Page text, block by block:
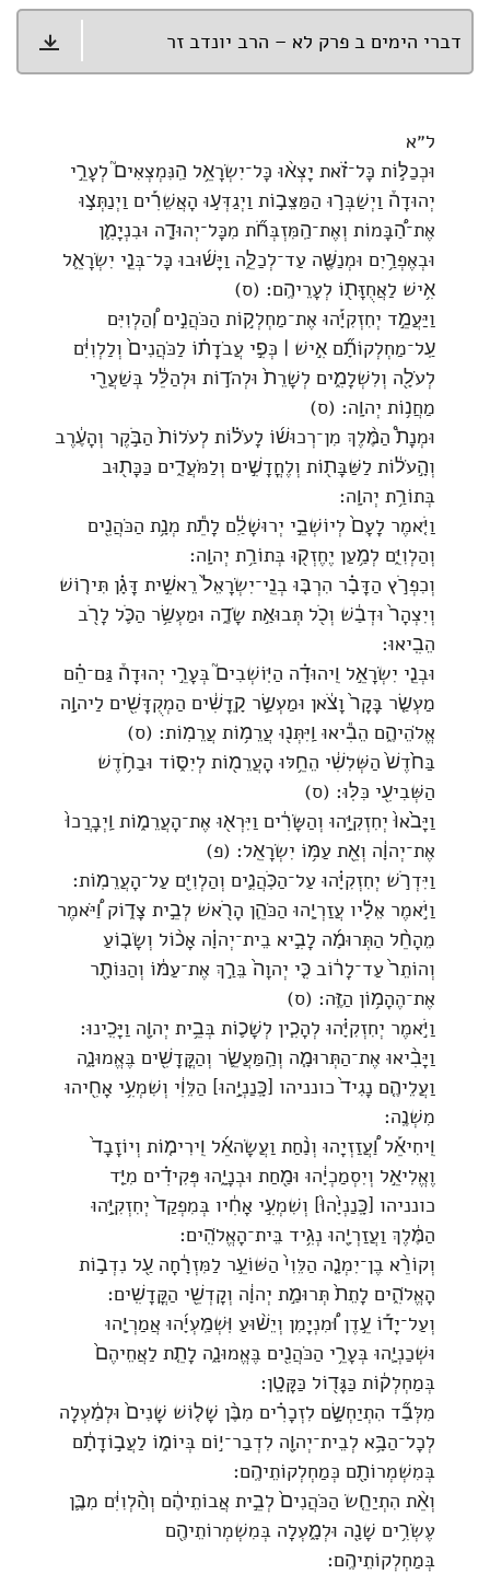
דברי הימים ב פרק לא – הרב יונדב זר
ל״א
וּכְכַלּ֣וֹת כָּל־זֹ֗את יָצְא֨וּ כָּל־יִשְׂרָאֵ֥ל הַֽנִּמְצְאִים֮ לְעָרֵ֣י
יְהוּדָה֒ וַיְשַׁבְּר֣וּ הַמַּצֵּב֣וֹת וַיְגַדְּע֣וּ הָאֲשֵׁרִ֡ים וַיְנַתְּצ֣וּ
אֶת־הַ֠בָּמוֹת וְאֶת־הַֽמִּזְבְּחֹ֞ת מִכָּל־יְהוּדָ֧ה וּבִנְיָמִ֛ן
וּבְאֶפְרַ֥יִם וּמְנַשֶּׁ֖ה עַד־לְכַלֵּ֑ה וַיָּשׁ֜וּבוּ כָּל־בְּנֵ֧י יִשְׂרָאֵ֛ל
אִ֥ישׁ לַאֲחֻזָּת֖וֹ לְעָרֵיהֶֽם׃ (ס)
וַיַּעֲמֵ֣ד יְחִזְקִיָּ֡הוּ אֶת־מַחְלְק֣וֹת הַכֹּהֲנִ֣ים וְ֠הַלְוִיִּם
עַֽל־מַחְלְקוֹתָ֞ם אִ֣ישׁ ׀ כְּפִ֣י עֲבֹדָת֗וֹ לַכֹּהֲנִים֙ וְלַלְוִיִּ֔ם
לְעֹלָ֖ה וְלִשְׁלָמִ֑ים לְשָׁרֵת֙ וּלְהֹד֣וֹת וּלְהַלֵּ֔ל בְּשַׁעֲרֵ֖י
מַחֲנ֥וֹת יְהוָֽה׃ (ס)
וּמְנָת֩ הַמֶּ֨לֶךְ מִן־רְכוּשׁ֜וֹ לָעֹל֗וֹת לְעֹלוֹת֙ הַבֹּ֣קֶר וְהָעֶ֔רֶב
וְהָ֣עֹל֔וֹת לַשַּׁבָּת֖וֹת וְלֶחֳדָשִׁ֣ים וְלַמֹּעֲדִ֑ים כַּכָּת֖וּב
בְּתוֹרַ֥ת יְהוָֽה׃
וַיֹּ֤אמֶר לָעָם֙ לְיוֹשְׁבֵ֣י יְרוּשָׁלִַ֔ם לָתֵ֕ת מְנָ֥ת הַכֹּהֲנִ֖ים
וְהַלְוִיִּ֑ם לְמַ֥עַן יֶחֶזְק֖וּ בְּתוֹרַ֥ת יְהוָֽה׃
וְכִפְרֹ֣ץ הַדָּבָ֗ר הִרְבּ֤וּ בְנֵֽי־יִשְׂרָאֵל֙ רֵאשִׁ֣ית דָּגָ֗ן תִּיר֤וֹשׁ
וְיִצְהָר֙ וּדְבַ֔שׁ וְכֹ֖ל תְּבוּאַ֣ת שָׂדֶ֑ה וּמַעְשַׂ֥ר הַכֹּ֛ל לָרֹ֖ב
הֵבִֽיאוּ׃
וּבְנֵ֧י יִשְׂרָאֵ֣ל וִֽיהוּדָ֗ה הַיּֽוֹשְׁבִים֮ בְּעָרֵ֣י יְהוּדָה֒ גַּם־הֵ֗ם
מַעְשַׂ֤ר בָּקָר֙ וָצֹ֔אן וּמַעְשַׂ֣ר קָֽדָשִׁ֔ים הַמְקֻדָּשִׁ֖ים לַיהוָ֣ה
אֱלֹהֵיהֶ֑ם הֵבִ֕יאוּ וַֽיִּתְּנ֖וּ עֲרֵמ֥וֹת עֲרֵמֽוֹת׃ (ס)
בַּחֹ֙דֶשׁ֙ הַשְּׁלִשִׁ֔י הֵחֵ֥לּוּ הָעֲרֵמ֖וֹת לְיִסּ֑וֹד וּבַחֹ֥דֶשׁ
הַשְּׁבִיעִ֖י כִּלּֽוּ׃ (ס)
וַיָּבֹ֙אוּ֙ יְחִזְקִיָּ֣הוּ וְהַשָּׂרִ֔ים וַיִּרְא֖וּ אֶת־הָעֲרֵמ֑וֹת וַֽיְבָרֲכוּ֙
אֶת־יְהוָ֔ה וְאֵ֖ת עַמּ֥וֹ יִשְׂרָאֵֽל׃ (פ)
וַיִּדְרֹ֣שׁ יְחִזְקִיָּ֗הוּ עַל־הַכֹּֽהֲנִ֛ים וְהַלְוִיִּ֖ם עַל־הָעֲרֵמֽוֹת׃
וַיֹּ֣אמֶר אֵלָ֗יו עֲזַרְיָ֧הוּ הַכֹּהֵ֛ן הָרֹ֖אשׁ לְבֵ֣ית צָד֑וֹק וַ֠יֹּאמֶר
מֵהָחֵ֨ל הַתְּרוּמָ֜ה לָבִ֣יא בֵית־יְהוָ֗ה אָכ֨וֹל וְשָׂב֤וֹעַ
וְהוֹתֵר֙ עַד־לָר֔וֹב כִּ֤י יְהוָה֙ בֵּרַ֣ךְ אֶת־עַמּ֔וֹ וְהַנּוֹתָ֖ר
אֶת־הֶהָמ֥וֹן הַזֶּֽה׃ (ס)
וַיֹּ֣אמֶר יְחִזְקִיָּ֗הוּ לְהָכִ֧ין לְשָׁכ֛וֹת בְּבֵ֥ית יְהוָ֖ה וַיָּכִֽינוּ׃
וַיָּבִ֨יאוּ אֶת־הַתְּרוּמָ֧ה וְהַֽמַּעֲשֵׂ֛ר וְהַקֳּדָשִׁ֖ים בֶּאֱמוּנָ֑ה
וַעֲלֵיהֶ֤ם נָגִיד֙ כונניהו [כָּֽנַנְיָ֣הוּ] הַלֵּוִ֔י וְשִׁמְעִ֥י אָחִ֖יהוּ
מִשְׁנֶֽה׃
וִֽיחִיאֵ֡ל וַ֠עֲזַזְיָהוּ וְנַ֨חַת וַעֲשָׂהאֵ֜ל וִֽירִימ֤וֹת וְיוֹזָבָד֙
וֶאֱלִיאֵ֣ל וְיִסְמַכְיָ֔הוּ וּמַ֖חַת וּבְנָיָ֑הוּ פְּקִידִ֗ים מִיַּ֤ד
כונניהו [כָּֽנַנְיָ֙הוּ֙] וְשִׁמְעִ֣י אָחִ֔יו בְּמִפְקַד֙ יְחִזְקִיָּ֣הוּ
הַמֶּ֔לֶךְ וַעֲזַרְיָ֖הוּ נְגִ֥יד בֵּית־הָאֱלֹהִֽים׃
וְקוֹרֵ֨א בֶן־יִמְנָ֤ה הַלֵּוִי֙ הַשּׁוֹעֵ֣ר לַמִּזְרָ֔חָה עַ֖ל נִדְב֣וֹת
הָאֱלֹהִ֑ים לָתֵת֙ תְּרוּמַ֣ת יְהוָ֔ה וְקָדְשֵׁ֖י הַקֳּדָשִֽׁים׃
וְעַל־יָד֡וֹ עֵ֣דֶן וּ֠מִנְיָמִן וְיֵשׁ֨וּעַ וּֽשְׁמַֽעְיָ֜הוּ אֲמַרְיָ֧הוּ
וּשְׁכַנְיָ֛הוּ בְּעָרֵ֥י הַכֹּהֲנִ֖ים בֶּאֱמוּנָ֑ה לָתֵ֤ת לַאֲחֵיהֶם֙
בְּמַחְלְק֔וֹת כַּגָּד֖וֹל כַּקָּטָֽן׃
מִלְּבַ֞ד הִתְיַחְשָׂ֣ם לִזְכָרִ֗ים מִבֶּ֨ן שָׁל֤וֹשׁ שָׁנִים֙ וּלְמַ֔עְלָה
לְכָל־הַבָּ֥א לְבֵית־יְהוָ֖ה לִדְבַר־י֣וֹם בְּיוֹמ֑וֹ לַעֲב֣וֹדָתָ֔ם
בְּמִשְׁמְרוֹתָ֖ם כְּמַחְלְקוֹתֵיהֶֽם׃
וְאֵ֨ת הִתְיַחֵ֤שׂ הַכֹּהֲנִים֙ לְבֵ֣ית אֲבוֹתֵיהֶ֔ם וְהַ֨לְוִיִּ֔ם מִבֶּ֛ן
עֶשְׂרִ֥ים שָׁנָ֖ה וּלְמָ֑עְלָה בְּמִשְׁמְרוֹתֵיהֶ֖ם
בְּמַחְלְקוֹתֵיהֶֽם׃